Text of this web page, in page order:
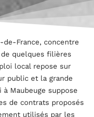
de-France, concentre
quelques filières
local repose sur
public et la grande
Maubeuge suppose
de contrats proposés
utilisés par les